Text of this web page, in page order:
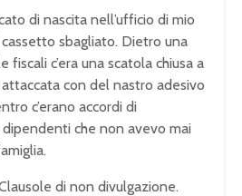
di nascita nell’ufficio di mio
sbagliato. Dietro una
fiscali c’era una scatola chiusa a
attaccata con del nastro adesivo
c’erano accordi di
che non avevo mai
di non divulgazione.